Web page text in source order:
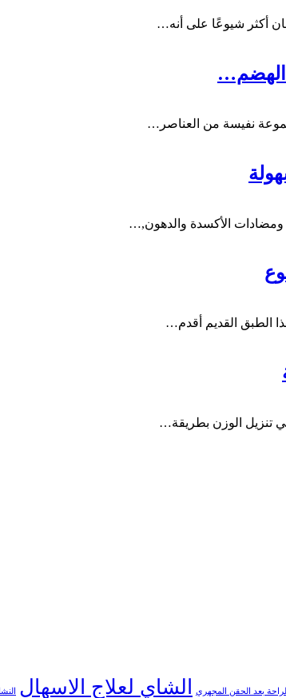
أكثر شيوعًا على أنه…
الهضم…
نفيسة من العناصر…
ومضادات الأكسدة والدهون,…
الطبق القديم أقدم…
تنزيل الوزن بطريقة…
الراحة بعد الحقن المجهري الشاي لعلاج الاسهال